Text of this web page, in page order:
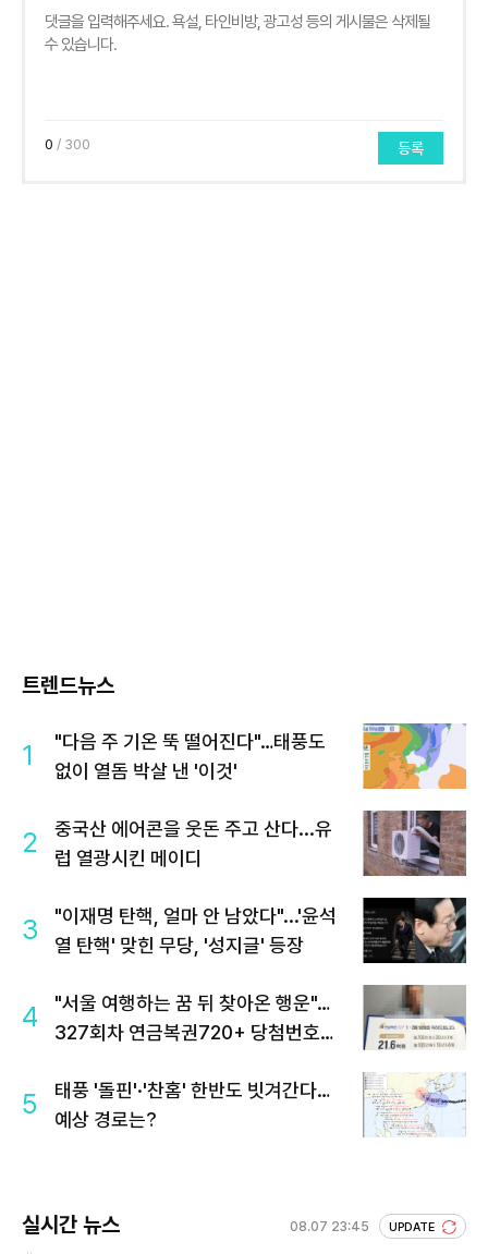
0 / 300 등록
트렌드뉴스
1
"다음 주 기온 뚝 떨어진다"…태풍도
없이 열돔 박살 낸 '이것'
2
중국산 에어콘을 웃돈 주고 산다...유
럽 열광시킨 메이디
3
"이재명 탄핵, 얼마 안 남았다"...'윤석
열 탄핵' 맞힌 무당, '성지글' 등장
4
"서울 여행하는 꿈 뒤 찾아온 행운"…
327회차 연금복권720+ 당첨번호조
5
태풍 '돌핀'·'찬홈' 한반도 빗겨간다…
예상 경로는?
실시간 뉴스 08.07 23:45 UPDATE